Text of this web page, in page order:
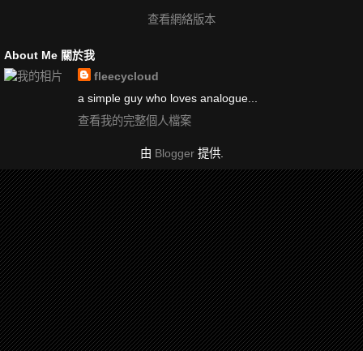
查看網絡版本
About Me 關於我
fleecycloud
a simple guy who loves analogue...
查看我的完整個人檔案
由 Blogger提供.